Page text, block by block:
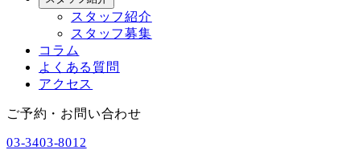
スタッフ紹介
スタッフ募集
コラム
よくある質問
アクセス
ご予約・お問い合わせ
03-3403-8012